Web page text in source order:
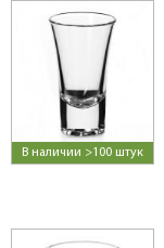
В наличии >100 штук